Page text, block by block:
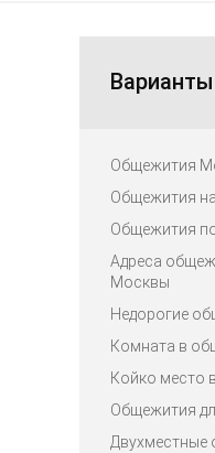
Общежития
Общежития
Общежития
Адреса
Москвы
Недорогие
Комната в
Койко место
Общежития
Двухместные